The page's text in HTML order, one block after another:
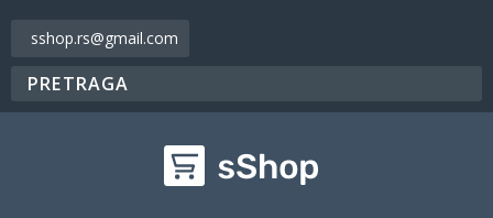
sshop.rs@gmail.com